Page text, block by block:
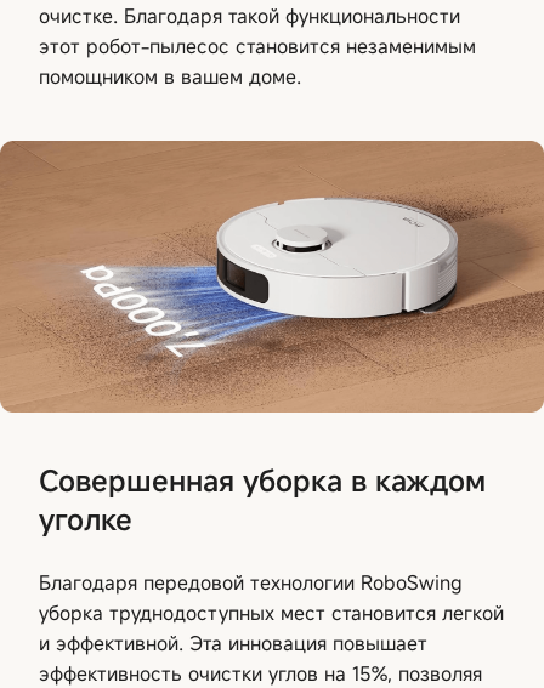
очистке. Благодаря такой функциональности
этот робот-пылесос становится незаменимым
помощником в вашем доме.
Совершенная уборка в каждом
уголке
Благодаря передовой технологии RoboSwing
уборка труднодоступных мест становится легкой
и эффективной. Эта инновация повышает
эффективность очистки углов на 15%, позволяя